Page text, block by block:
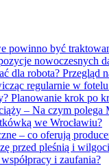
powinno być
nowoczesnych
dla robota? Przegląd
regularnie w
Planowanie krok po
– Na czym
we Wrocławiu?
– co oferują
przed pleśnią i
i zaufania?